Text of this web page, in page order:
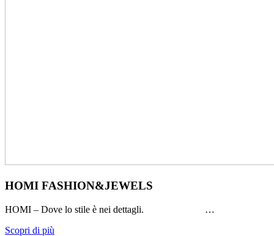
HOMI FASHION&JEWELS
HOMI – Dove lo stile è nei dettagli. …
Scopri di più